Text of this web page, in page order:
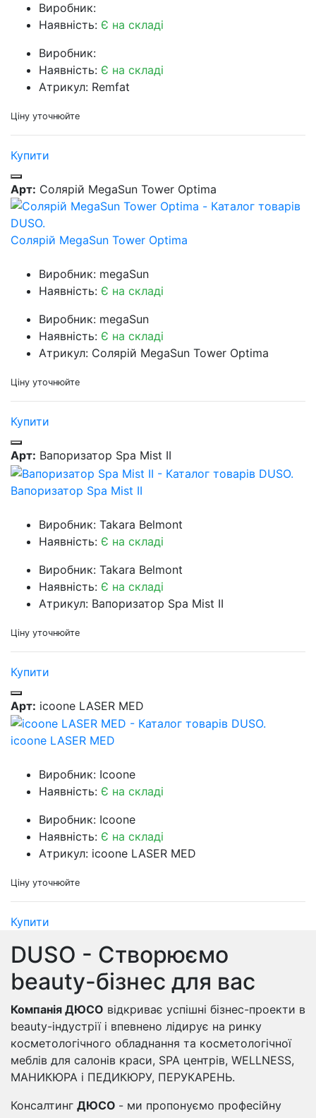
Виробник:
Наявність: Є на складі
Виробник:
Наявність: Є на складі
Атрикул: Remfat
Ціну уточнюйте
Купити
Арт: Солярій MegaSun Tower Optima
Солярій MegaSun Tower Optima
Виробник: megaSun
Наявність: Є на складі
Виробник: megaSun
Наявність: Є на складі
Атрикул: Солярій MegaSun Tower Optima
Ціну уточнюйте
Купити
Арт: Вапоризатор Spa Mist II
Вапоризатор Spa Mist II
Виробник: Takara Belmont
Наявність: Є на складі
Виробник: Takara Belmont
Наявність: Є на складі
Атрикул: Вапоризатор Spa Mist II
Ціну уточнюйте
Купити
Арт: icoone LASER MED
icoone LASER MED
Виробник: Icoone
Наявність: Є на складі
Виробник: Icoone
Наявність: Є на складі
Атрикул: icoone LASER MED
Ціну уточнюйте
Купити
DUSO - Створюємо
beauty-бізнес для вас
Компанія ДЮСО відкриває успішні бізнес-проекти в
beauty-індустрії і впевнено лідирує на ринку
косметологічного обладнання та косметологічної
меблів для салонів краси, SPA центрів, WELLNESS,
МАНИКЮРА і ПЕДИКЮРУ, ПЕРУКАРЕНЬ.
Консалтинг ДЮСО - ми пропонуємо професійну